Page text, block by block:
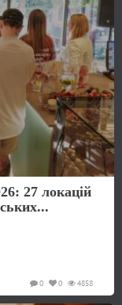
27 локацій
4858
0
0